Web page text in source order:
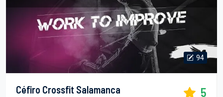
94
Céfiro Crossfit Salamanca 5